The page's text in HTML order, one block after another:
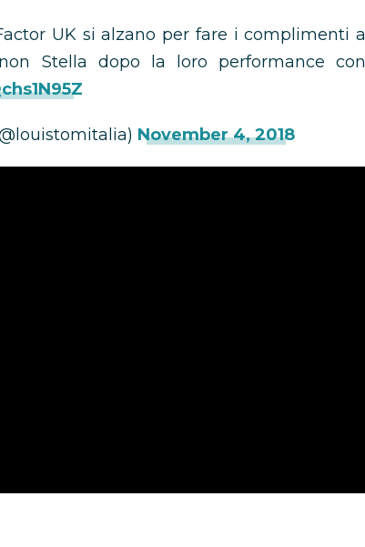
UK si alzano per fare i complimenti a
Stella dopo la loro performance con
November 4, 2018